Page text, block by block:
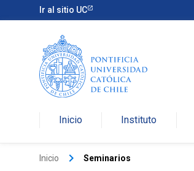
Ir al sitio UC
Inicio Instituto
Inicio keyboard_arrow_right Seminarios